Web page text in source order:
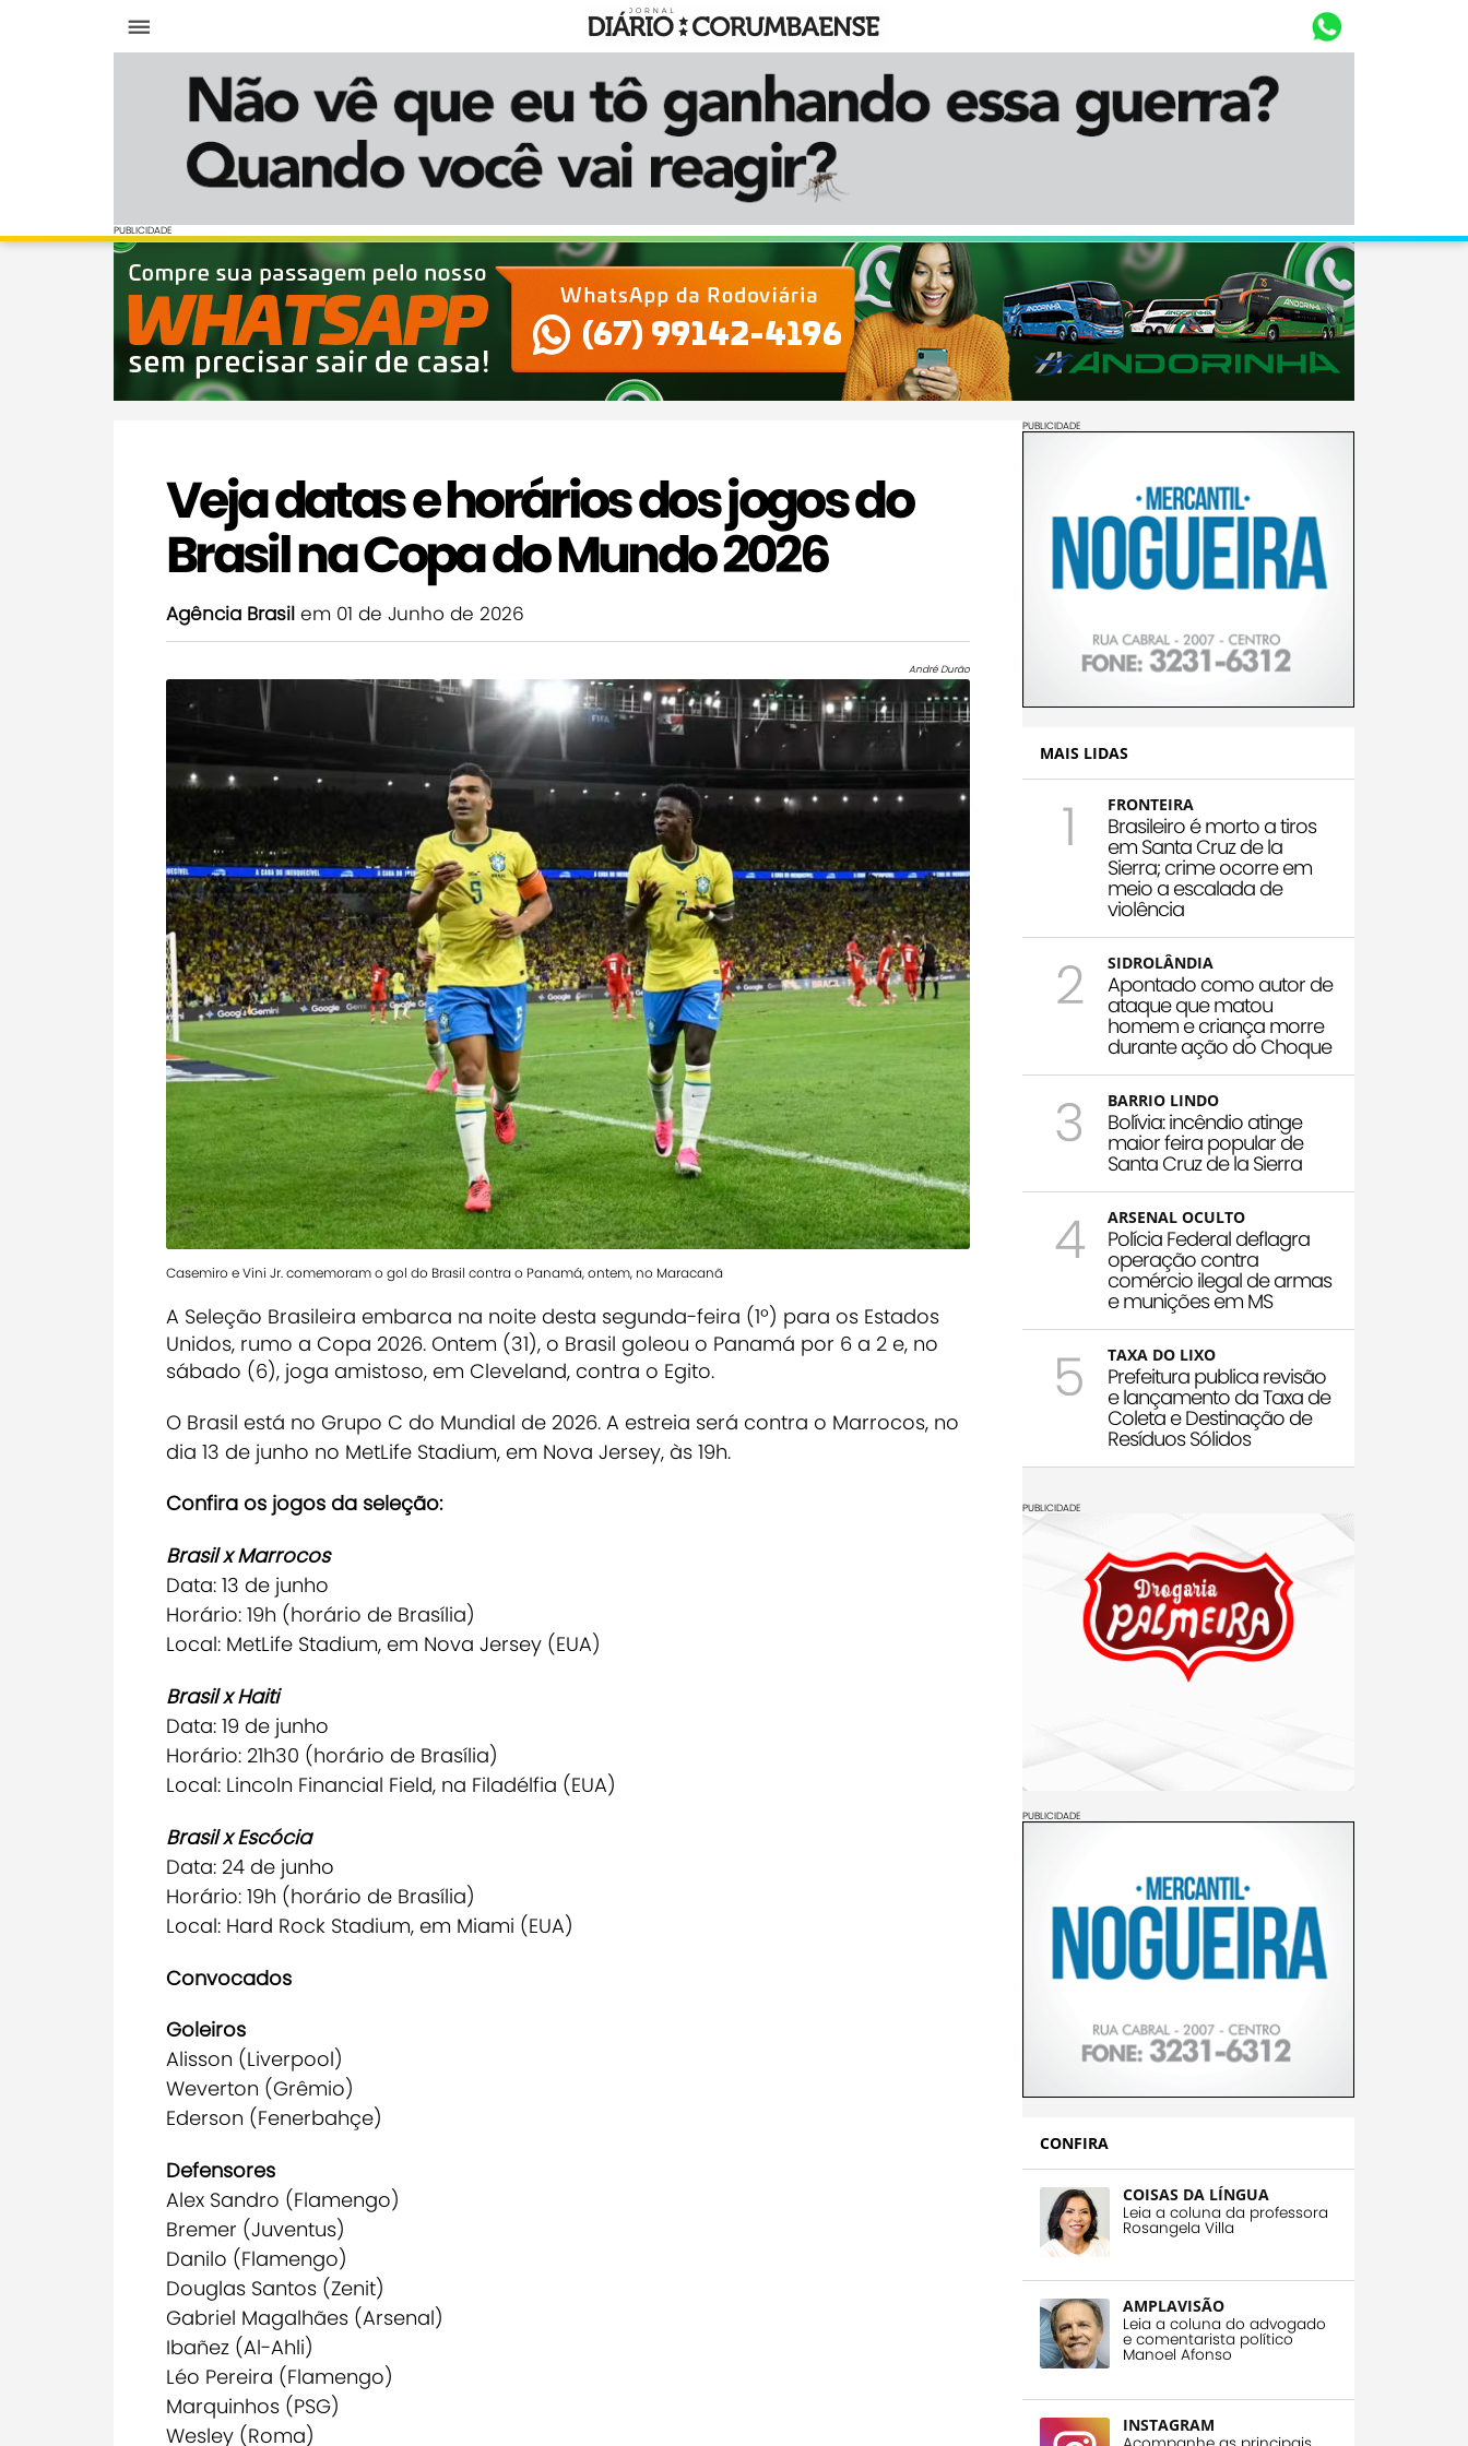
Diário Corumbaense
PUBLICIDADE
PUBLICIDADE
Veja datas e horários dos jogos do
Brasil na Copa do Mundo 2026
Agência Brasil em 01 de Junho de 2026
André Durão
Casemiro e Vini Jr. comemoram o gol do Brasil contra o Panamá, ontem, no Maracanã
A Seleção Brasileira embarca na noite desta segunda-feira (1º) para os Estados
Unidos, rumo a Copa 2026. Ontem (31), o Brasil goleou o Panamá por 6 a 2 e, no
sábado (6), joga amistoso, em Cleveland, contra o Egito.
O Brasil está no Grupo C do Mundial de 2026. A estreia será contra o Marrocos, no
dia 13 de junho no MetLife Stadium, em Nova Jersey, às 19h.
Confira os jogos da seleção:
Brasil x Marrocos
Data: 13 de junho
Horário: 19h (horário de Brasília)
Local: MetLife Stadium, em Nova Jersey (EUA)
Brasil x Haiti
Data: 19 de junho
Horário: 21h30 (horário de Brasília)
Local: Lincoln Financial Field, na Filadélfia (EUA)
Brasil x Escócia
Data: 24 de junho
Horário: 19h (horário de Brasília)
Local: Hard Rock Stadium, em Miami (EUA)
Convocados
Goleiros
Alisson (Liverpool)
Weverton (Grêmio)
Ederson (Fenerbahçe)
Defensores
Alex Sandro (Flamengo)
Bremer (Juventus)
Danilo (Flamengo)
Douglas Santos (Zenit)
Gabriel Magalhães (Arsenal)
Ibañez (Al-Ahli)
Léo Pereira (Flamengo)
Marquinhos (PSG)
Wesley (Roma)
PUBLICIDADE
MAIS LIDAS
1 FRONTEIRA
Brasileiro é morto a tiros
em Santa Cruz de la
Sierra; crime ocorre em
meio a escalada de
violência
2 SIDROLÂNDIA
Apontado como autor de
ataque que matou
homem e criança morre
durante ação do Choque
3 BARRIO LINDO
Bolívia: incêndio atinge
maior feira popular de
Santa Cruz de la Sierra
4 ARSENAL OCULTO
Polícia Federal deflagra
operação contra
comércio ilegal de armas
e munições em MS
5 TAXA DO LIXO
Prefeitura publica revisão
e lançamento da Taxa de
Coleta e Destinação de
Resíduos Sólidos
PUBLICIDADE
PUBLICIDADE
CONFIRA
COISAS DA LÍNGUA
Leia a coluna da professora
Rosangela Villa
AMPLAVISÃO
Leia a coluna do advogado
e comentarista político
Manoel Afonso
INSTAGRAM